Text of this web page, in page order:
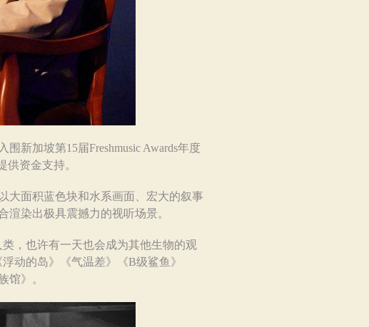
新加坡第15届Freshmusic Awards年度
资金支持。
面积蓝色块和水系画面、宏大的叙事
染出极具震撼力的视听场景。
，也许有一天也会成为其他生物的观
动的岛》《气温差》《B级鲨鱼》
馆》。